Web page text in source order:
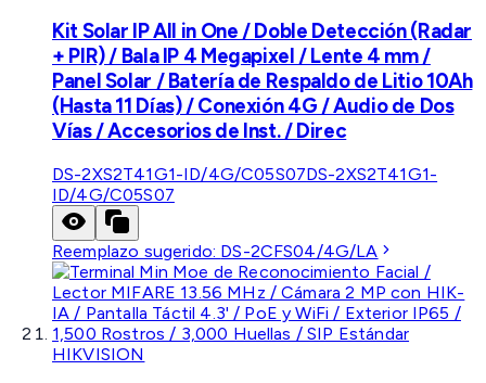
Kit Solar IP All in One / Doble Detección (Radar
+ PIR) / Bala IP 4 Megapixel / Lente 4 mm /
Panel Solar / Batería de Respaldo de Litio 10Ah
(Hasta 11 Días) / Conexión 4G / Audio de Dos
Vías / Accesorios de Inst. / Direc
DS-2XS2T41G1-ID/4G/C05S07DS-2XS2T41G1-
ID/4G/C05S07
Reemplazo sugerido: DS-2CFS04/4G/LA
HIKVISION